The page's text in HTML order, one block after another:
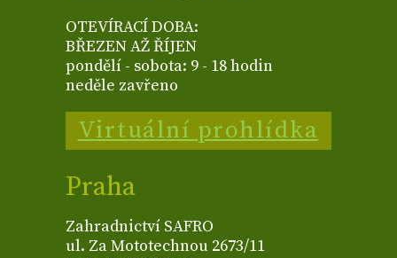
OTEVÍRACÍ DOBA:
BŘEZEN AŽ ŘÍJEN
pondělí - sobota: 9 - 18 hodin
neděle zavřeno
Virtuální prohlídka
Praha
Zahradnictví SAFRO
ul. Za Mototechnou 2673/11